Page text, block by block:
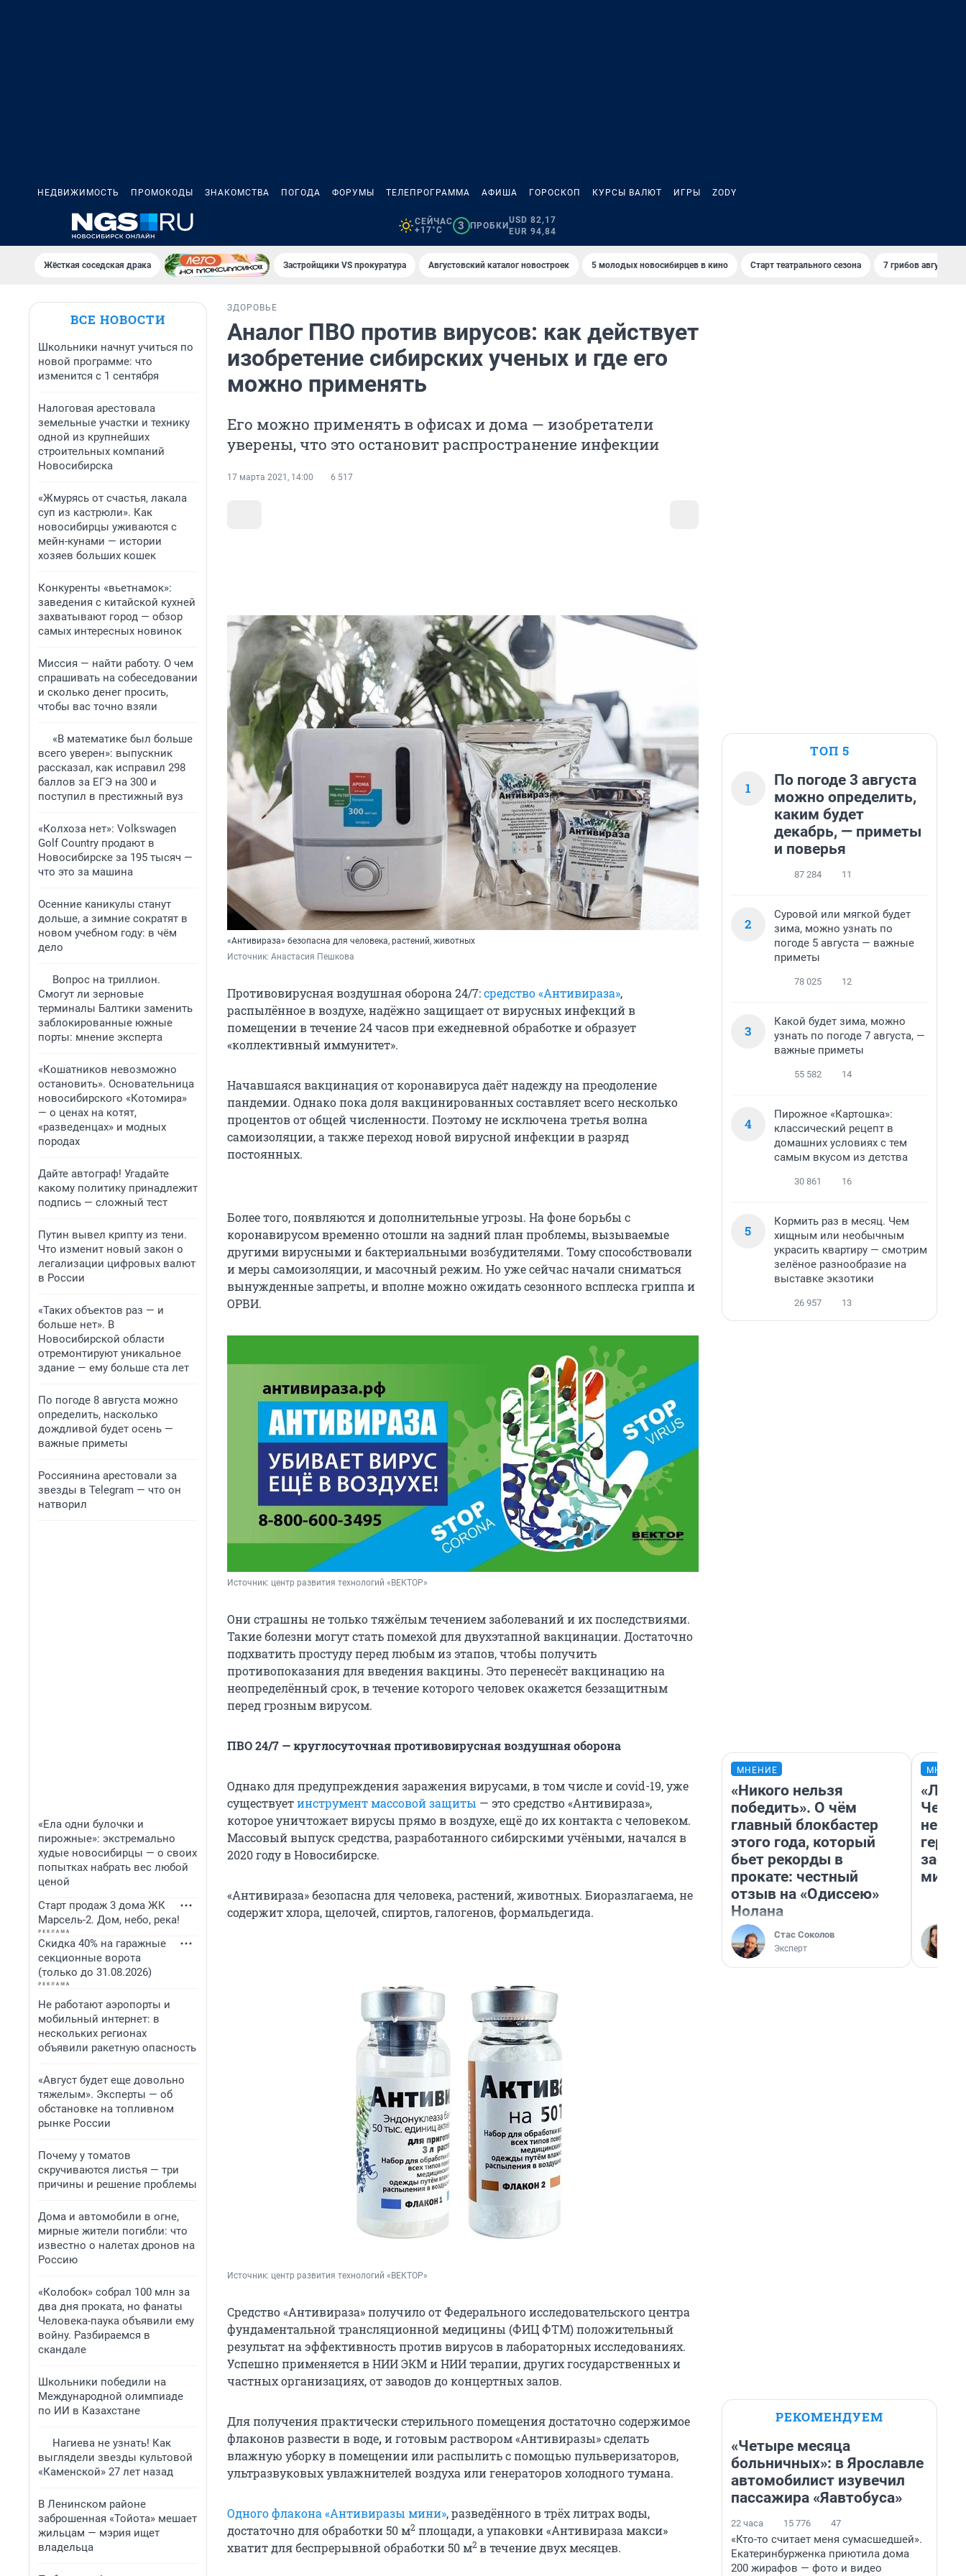
НЕДВИЖИМОСТЬ ПРОМОКОДЫ ЗНАКОМСТВА ПОГОДА ФОРУМЫ ТЕЛЕПРОГРАММА АФИША ГОРОСКОП КУРСЫ ВАЛЮТ ИГРЫ ZODY
СЕЙЧАС
+17°C
3 ПРОБКИ
USD 82,17
EUR 94,84
Жёсткая соседская драка Застройщики VS прокуратура Августовский каталог новостроек 5 молодых новосибирцев в кино Старт театрального сезона 7 грибов августа
ВСЕ НОВОСТИ
Школьники начнут учиться по
новой программе: что
изменится с 1 сентября
Налоговая арестовала
земельные участки и технику
одной из крупнейших
строительных компаний
Новосибирска
«Жмурясь от счастья, лакала
суп из кастрюли». Как
новосибирцы уживаются с
мейн-кунами — истории
хозяев больших кошек
Конкуренты «вьетнамок»:
заведения с китайской кухней
захватывают город — обзор
самых интересных новинок
Миссия — найти работу. О чем
спрашивать на собеседовании
и сколько денег просить,
чтобы вас точно взяли
«В математике был больше
всего уверен»: выпускник
рассказал, как исправил 298
баллов за ЕГЭ на 300 и
поступил в престижный вуз
«Колхоза нет»: Volkswagen
Golf Сountry продают в
Новосибирске за 195 тысяч —
что это за машина
Осенние каникулы станут
дольше, а зимние сократят в
новом учебном году: в чём
дело
Вопрос на триллион.
Смогут ли зерновые
терминалы Балтики заменить
заблокированные южные
порты: мнение эксперта
«Кошатников невозможно
остановить». Основательница
новосибирского «Котомира»
— о ценах на котят,
«разведенцах» и модных
породах
Дайте автограф! Угадайте
какому политику принадлежит
подпись — сложный тест
Путин вывел крипту из тени.
Что изменит новый закон о
легализации цифровых валют
в России
«Таких объектов раз — и
больше нет». В
Новосибирской области
отремонтируют уникальное
здание — ему больше ста лет
По погоде 8 августа можно
определить, насколько
дождливой будет осень —
важные приметы
Россиянина арестовали за
звезды в Telegram — что он
натворил
«Ела одни булочки и
пирожные»: экстремально
худые новосибирцы — о своих
попытках набрать вес любой
ценой
Старт продаж 3 дома ЖК
Марсель-2. Дом, небо, река!
Скидка 40% на гаражные
секционные ворота
(только до 31.08.2026)
Не работают аэропорты и
мобильный интернет: в
нескольких регионах
объявили ракетную опасность
«Август будет еще довольно
тяжелым». Эксперты — об
обстановке на топливном
рынке России
Почему у томатов
скручиваются листья — три
причины и решение проблемы
Дома и автомобили в огне,
мирные жители погибли: что
известно о налетах дронов на
Россию
«Колобок» собрал 100 млн за
два дня проката, но фанаты
Человека-паука объявили ему
войну. Разбираемся в
скандале
Школьники победили на
Международной олимпиаде
по ИИ в Казахстане
Нагиева не узнать! Как
выглядели звезды культовой
«Каменской» 27 лет назад
В Ленинском районе
заброшенная «Тойота» мешает
жильцам — мэрия ищет
владельца
ЗДОРОВЬЕ
Аналог ПВО против вирусов: как действует
изобретение сибирских ученых и где его
можно применять
Его можно применять в офисах и дома — изобретатели
уверены, что это остановит распространение инфекции
17 марта 2021, 14:00 6 517
«Антивираза» безопасна для человека, растений, животных
Источник: Анастасия Пешкова
Противовирусная воздушная оборона 24/7:средство «Антивираза»,
распылённое в воздухе, надёжно защищает от вирусных инфекций в
помещении в течение 24 часов при ежедневной обработке и образует
«коллективный иммунитет».
Начавшаяся вакцинация от коронавируса даёт надежду на преодоление
пандемии. Однако пока доля вакцинированных составляет всего несколько
процентов от общей численности. Поэтому не исключена третья волна
самоизоляции, а также переход новой вирусной инфекции в разряд
постоянных.
Более того, появляются и дополнительные угрозы. На фоне борьбы с
коронавирусом временно отошли на задний план проблемы, вызываемые
другими вирусными и бактериальными возбудителями. Тому способствовали
и меры самоизоляции, и масочный режим. Но уже сейчас начали сниматься
вынужденные запреты, и вполне можно ожидать сезонного всплеска гриппа и
ОРВИ.
Источник: центр развития технологий «ВЕКТОР»
Они страшны не только тяжёлым течением заболеваний и их последствиями.
Такие болезни могут стать помехой для двухэтапной вакцинации. Достаточно
подхватить простуду перед любым из этапов, чтобы получить
противопоказания для введения вакцины. Это перенесёт вакцинацию на
неопределённый срок, в течение которого человек окажется беззащитным
перед грозным вирусом.
ПВО 24/7 — круглосуточная противовирусная воздушная оборона
Однако для предупреждения заражения вирусами, в том числе и covid-19, уже
существуетинструмент массовой защиты — это средство «Антивираза»,
которое уничтожает вирусы прямо в воздухе, ещё до их контакта с человеком.
Массовый выпуск средства, разработанного сибирскими учёными, начался в
2020 году в Новосибирске.
«Антивираза» безопасна для человека, растений, животных. Биоразлагаема, не
содержит хлора, щелочей, спиртов, галогенов, формальдегида.
Источник: центр развития технологий «ВЕКТОР»
Средство «Антивираза» получило от Федерального исследовательского центра
фундаментальной трансляционной медицины (ФИЦ ФТМ) положительный
результат на эффективность против вирусов в лабораторных исследованиях.
Успешно применяется в НИИ ЭКМ и НИИ терапии, других государственных и
частных организациях, от заводов до концертных залов.
Для получения практически стерильного помещения достаточно содержимое
флаконов развести в воде,и готовым раствором «Антивиразы» сделать
влажную уборку в помещении или распылить с помощью пульверизаторов,
ультразвуковых увлажнителей воздуха или генераторов холодного тумана.
Одного флакона «Антивиразы мини», разведённого в трёх литрах воды,
достаточно для обработки 50 м2 площади, а упаковки «Антивираза макси»
хватит для беспрерывной обработки 50 м2 в течение двух месяцев.
ТОП 5
1
По погоде 3 августа
можно определить,
каким будет
декабрь, — приметы
и поверья
87 284 11
2
Суровой или мягкой будет
зима, можно узнать по
погоде 5 августа — важные
приметы
78 025 12
3
Какой будет зима, можно
узнать по погоде 7 августа, —
важные приметы
55 582 14
4
Пирожное «Картошка»:
классический рецепт в
домашних условиях с тем
самым вкусом из детства
30 861 16
5
Кормить раз в месяц. Чем
хищным или необычным
украсить квартиру — смотрим
зелёное разнообразие на
выставке экзотики
26 957 13
МНЕНИЕ
«Никого нельзя
победить». О чём
главный блокбастер
этого года, который
бьет рекорды в
прокате: честный
отзыв на «Одиссею»
Нолана
Стас Соколов
Эксперт
Чем
герои
РЕКОМЕНДУЕМ
«Четыре месяца
больничных»: в Ярославле
автомобилист изувечил
пассажира «Яавтобуса»
22 часа 15 776 47
«Кто-то считает меня сумасшедшей».
Екатеринбурженка приютила дома
200 жирафов — фото и видео